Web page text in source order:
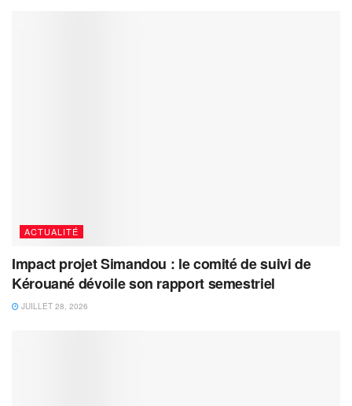
ACTUALITÉ
Impact projet Simandou : le comité de suivi de
Kérouané dévoile son rapport semestriel
JUILLET 28, 2026